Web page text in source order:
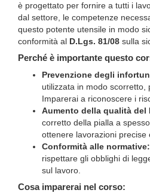
è progettato per fornire a tutti i
dal settore, le competenze
questo potente utensile in modo
conformità al D.Lgs. 81/08 sulla
Perché è importante questo
Prevenzione degli
utilizzata in modo scorretto,
Imparerai a riconoscere i
Aumento della qualità del
corretto della pialla a
ottenere lavorazioni precise
Conformità alle normative:
rispettare gli obblighi di
sul lavoro.
Cosa imparerai nel corso: